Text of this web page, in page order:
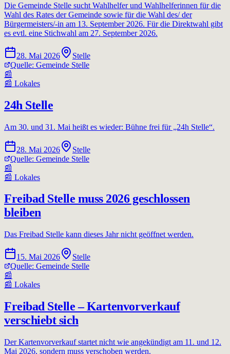
Die Gemeinde Stelle sucht Wahlhelfer und Wahlhelferinnen für die
Wahl des Rates der Gemeinde sowie für die Wahl des/ der
Bürgermeisters/-in am 13. September 2026. Für die Direktwahl gibt
es evtl. eine Stichwahl am 27. September 2026.
28. Mai 2026
Stelle
Quelle: Gemeinde Stelle
📰
📰 Lokales
24h Stelle
Am 30. und 31. Mai heißt es wieder: Bühne frei für „24h Stelle“.
28. Mai 2026
Stelle
Quelle: Gemeinde Stelle
📰
📰 Lokales
Freibad Stelle muss 2026 geschlossen
bleiben
Das Freibad Stelle kann dieses Jahr nicht geöffnet werden.
15. Mai 2026
Stelle
Quelle: Gemeinde Stelle
📰
📰 Lokales
Freibad Stelle – Kartenvorverkauf
verschiebt sich
Der Kartenvorverkauf startet nicht wie angekündigt am 11. und 12.
Mai 2026, sondern muss verschoben werden.